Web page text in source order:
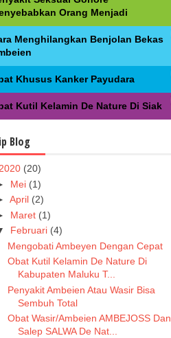
Orang Menjadi
Menghilangkan Benjolan Bekas
Khusus Kanker Payudara
Kutil Kelamin De Nature Di Siak
Blog
(20)
Mei (1)
April (2)
Maret (1)
Februari (4)
Mengobati Ambeyen Dengan Cepat
Obat Kutil Kelamin De Nature Di
Kabupaten Maluku T...
Penyakit Ambeien Atau Wasir Bisa
Sembuh Total
Obat Wasir/Ambeien AMBEJOSS Dan
Salep SALWA De Nat...